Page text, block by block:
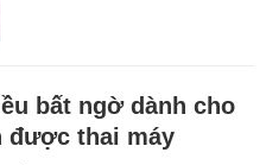
bất ngờ dành cho
được thai máy